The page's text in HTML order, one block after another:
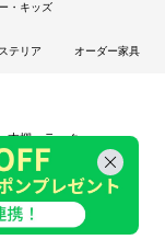
・キッズ
テリア オーダー家具
本棚・ラック
キューブボックス収納